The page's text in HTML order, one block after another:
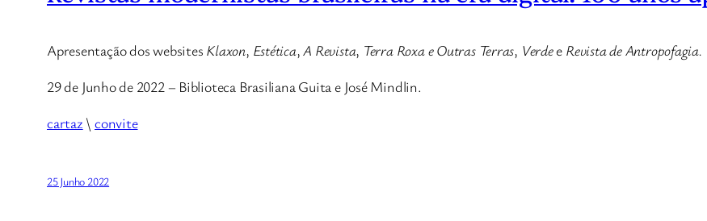
Apresentação dos websites Klaxon, Estética,A Revista, Terra Roxa e Outras Terras, Verdee Revista de Antropofagia.
29 de Junho de 2022 – Biblioteca Brasiliana Guita e José Mindlin.
cartaz \convite
25 Junho 2022